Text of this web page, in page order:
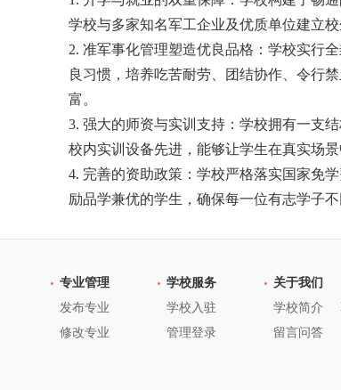
学校与多家知名军工企业及优质单位建立
2. 准军事化管理塑造优良品格：学校实行
良习惯，培养吃苦耐劳、团结协作、令行
富。
3. 强大的师资与实训支持：学校拥有一支
校内实训设备先进，能够让学生在真实场
4. 完善的资助政策：学校严格落实国家免
励品学兼优的学生，确保每一位有志学子不
专业管理
发布专业
修改专业
学校服务
学校入驻
管理登录
关于我们
学校简介
留言问答